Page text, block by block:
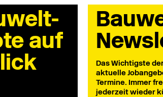
auf
Das Wichtigste
aktuelle
Termine. Immer
jederzeit wieder